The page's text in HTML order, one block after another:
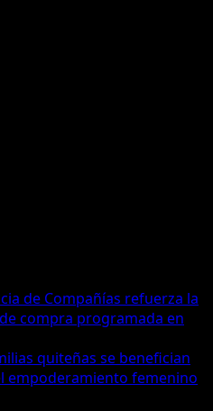
de Compañías refuerza la
compra programada en
quiteñas se benefician
empoderamiento femenino